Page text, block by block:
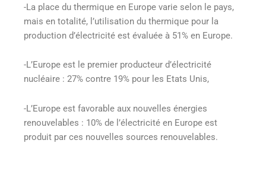
-La place du thermique en Europe varie selon le pays,
mais en totalité, l’utilisation du thermique pour la
production d’électricité est évaluée à 51% en Europe.
-L’Europe est le premier producteur d’électricité
nucléaire : 27% contre 19% pour les Etats Unis,
-L’Europe est favorable aux nouvelles énergies
renouvelables : 10% de l’électricité en Europe est
produit par ces nouvelles sources renouvelables.